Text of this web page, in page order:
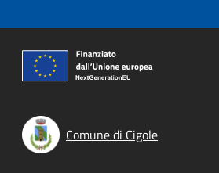
Comune di Cigole